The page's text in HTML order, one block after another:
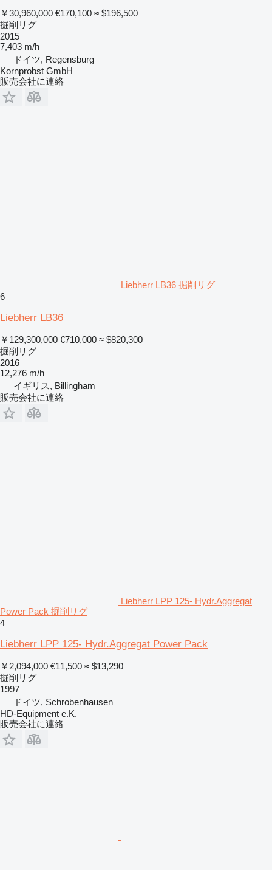
￥30,960,000 €170,100 ≈ $196,500
掘削リグ
2015
7,403 m/h
ドイツ, Regensburg
Kornprobst GmbH
販売会社に連絡
Liebherr LB36 掘削リグ
6
Liebherr LB36
￥129,300,000 €710,000 ≈ $820,300
掘削リグ
2016
12,276 m/h
イギリス, Billingham
販売会社に連絡
Liebherr LPP 125- Hydr.Aggregat
Power Pack 掘削リグ
4
Liebherr LPP 125- Hydr.Aggregat Power Pack
￥2,094,000 €11,500 ≈ $13,290
掘削リグ
1997
ドイツ, Schrobenhausen
HD-Equipment e.K.
販売会社に連絡